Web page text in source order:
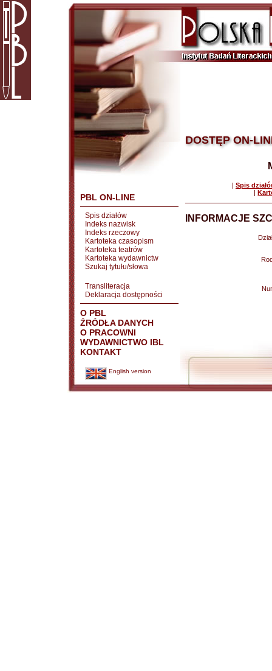
PBL ON-LINE
Spis działów
Indeks nazwisk
Indeks rzeczowy
Kartoteka czasopism
Kartoteka teatrów
Kartoteka wydawnictw
Szukaj tytułu/słowa
Transliteracja
Deklaracja dostępności
O PBL
ŹRÓDŁA DANYCH
O PRACOWNI
WYDAWNICTWO IBL
KONTAKT
English version
DOSTĘP ON-
| Spis
|
INFORMACJE